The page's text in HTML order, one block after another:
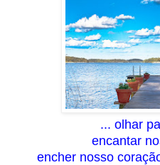
... olhar
encantar
encher nosso